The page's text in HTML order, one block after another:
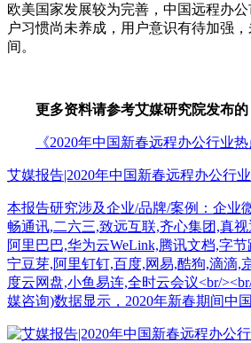
欧美国家发展较为完善，中国远程办
户习惯尚未养成，用户意识有待加强
间。
更多资料请参考艾媒研究院发布的
《2020年中国新春远程办公行业热
艾媒报告|2020年中国新春远程办公行
本报告研究涉及企业/品牌/案例：企业
畅通讯,二六三,致远互联,齐心集团,真
阿里巴巴,华为云WeLink,腾讯文档,字
宁豆芽,阿里钉钉,百度,网易,酷狗,滴滴,
度云网盘,小鱼易连,全时云会议<br/
媒咨询)数据显示，2020年新春期间中